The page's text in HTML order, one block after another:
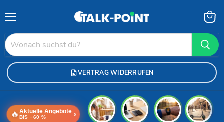
VERTRAG WIDERRUFEN
🔥 Aktuelle Angebote
BIS −60 % ›